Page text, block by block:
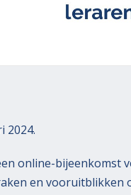
2024.
online-bijeenkomst
en vooruitblikken